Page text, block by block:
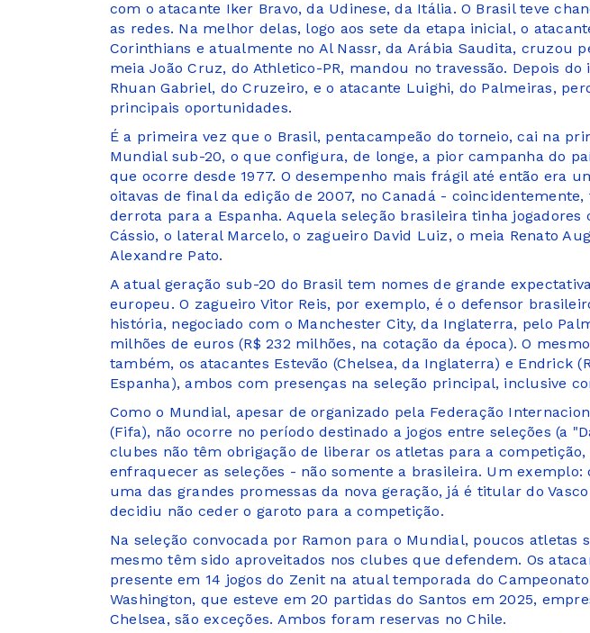
com o atacante Iker Bravo, da Udinese, da Itália. O Brasil teve
as redes. Na melhor delas, logo aos sete da etapa inicial, o
Corinthians e atualmente no Al Nassr, da Arábia Saudita, cruzou
meia João Cruz, do Athletico-PR, mandou no travessão. Depois do
Rhuan Gabriel, do Cruzeiro, e o atacante Luighi, do Palmeiras,
principais oportunidades.
É a primeira vez que o Brasil, pentacampeão do torneio, cai na
Mundial sub-20, o que configura, de longe, a pior campanha do
que ocorre desde 1977. O desempenho mais frágil até então era
oitavas de final da edição de 2007, no Canadá -
derrota para a Espanha. Aquela seleção brasileira tinha jogadores
Cássio, o lateral Marcelo, o zagueiro David Luiz, o meia Renato
Alexandre Pato.
A atual geração sub-20 do Brasil tem nomes de grande
europeu. O zagueiro Vitor Reis, por exemplo, é o defensor
história, negociado com o Manchester City, da Inglaterra, pelo
milhões de euros (R$ 232 milhões, na cotação da época). O
também, os atacantes Estevão (Chelsea, da Inglaterra) e Endrick
Espanha), ambos com presenças na seleção principal, inclusive
Como o Mundial, apesar de organizado pela Federação
(Fifa), não ocorre no período destinado a jogos entre seleções (a
clubes não têm obrigação de liberar os atletas para a
enfraquecer as seleções - não somente a brasileira. Um exemplo:
uma das grandes promessas da nova geração, já é titular do
decidiu não ceder o garoto para a competição.
Na seleção convocada por Ramon para o Mundial, poucos atletas
mesmo têm sido aproveitados nos clubes que defendem. Os
presente em 14 jogos do Zenit na atual temporada do Campeonato
Washington, que esteve em 20 partidas do Santos em 2025,
Chelsea, são exceções. Ambos foram reservas no Chile.